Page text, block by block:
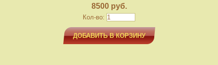
8500 руб.
Кол-во:
ДОБАВИТЬ В КОРЗИНУ